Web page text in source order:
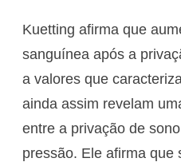
Kuetting afirma que
sanguínea após a
a valores que
ainda assim revelam
entre a privação de
pressão. Ele afirma que